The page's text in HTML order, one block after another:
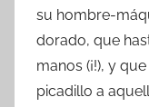
su hombre-
dorado, que
manos (¡!), y
picadillo a